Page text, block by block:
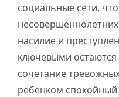
социальные сети,
насилие и
ключевыми
сочетание
ребенком